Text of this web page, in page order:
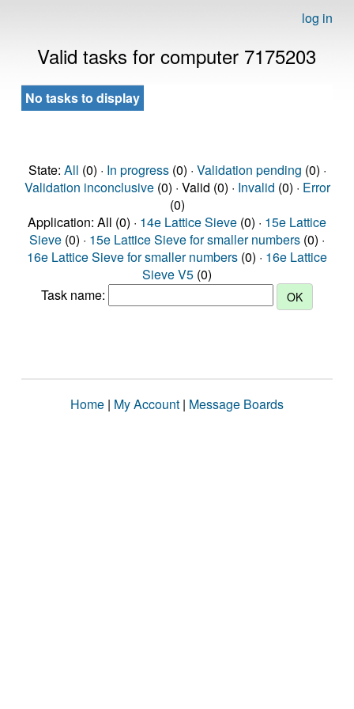
log in
Valid tasks for computer 7175203
No tasks to display
State: All (0) · In progress(0) · Validation pending (0) ·
Validation inconclusive(0) · Valid (0) · Invalid (0) · Error
(0)
Application: All (0) · 14e Lattice Sieve (0) · 15e Lattice
Sieve (0) · 15e Lattice Sieve for smaller numbers (0) ·
16e Lattice Sieve for smaller numbers (0) · 16e Lattice
Sieve V5 (0)
Task name:
Home | My Account | Message Boards